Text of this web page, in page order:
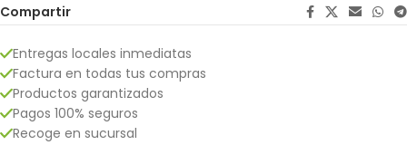
Compartir
Entregas locales inmediatas
Factura en todas tus compras
Productos garantizados
Pagos 100% seguros
Recoge en sucursal